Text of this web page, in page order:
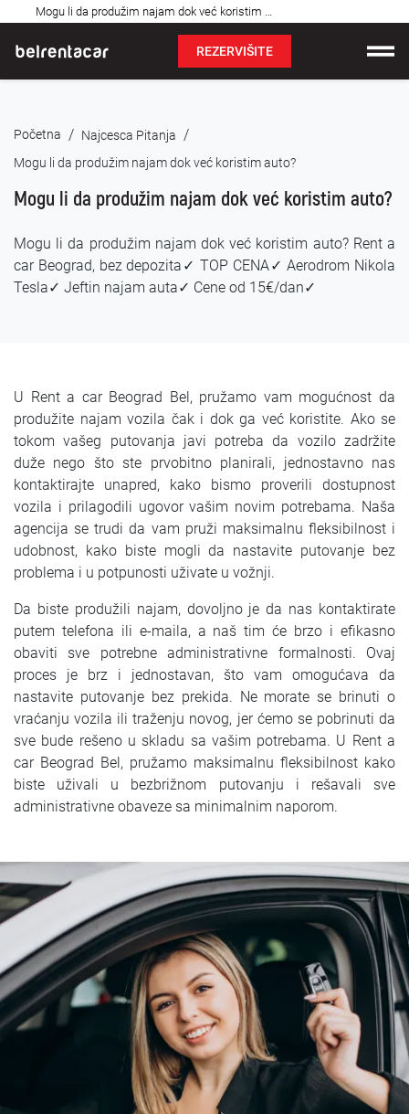
Mogu li da produžim najam dok već koristim auto: Bel✓
pitanja
REZERVIŠITE
Uslovi najma
O nama
Najčešća pitanja
SRPSKI
СРПСКИ
ENGLISH
Početna / Najcesca Pitanja /
Mogu li da produžim najam dok već koristim auto?
Mogu li da produžim najam dok već koristim auto?
Mogu li da produžim najam dok već koristim auto? Rent a
car Beograd, bez depozita✓ TOP CENA✓ Aerodrom Nikola
Tesla✓ Jeftin najam auta✓ Cene od 15€/dan✓
U Rent a car Beograd Bel, pružamo vam mogućnost da
produžite najam vozila čak i dok ga već koristite. Ako se
tokom vašeg putovanja javi potreba da vozilo zadržite
duže nego što ste prvobitno planirali, jednostavno nas
kontaktirajte unapred, kako bismo proverili dostupnost
vozila i prilagodili ugovor vašim novim potrebama. Naša
agencija se trudi da vam pruži maksimalnu fleksibilnost i
udobnost, kako biste mogli da nastavite putovanje bez
problema i u potpunosti uživate u vožnji.
Da biste produžili najam, dovoljno je da nas kontaktirate
putem telefona ili e-maila, a naš tim će brzo i efikasno
obaviti sve potrebne administrativne formalnosti. Ovaj
proces je brz i jednostavan, što vam omogućava da
nastavite putovanje bez prekida. Ne morate se brinuti o
vraćanju vozila ili traženju novog, jer ćemo se pobrinuti da
sve bude rešeno u skladu sa vašim potrebama. U Rent a
car Beograd Bel, pružamo maksimalnu fleksibilnost kako
biste uživali u bezbrižnom putovanju i rešavali sve
administrativne obaveze sa minimalnim naporom.